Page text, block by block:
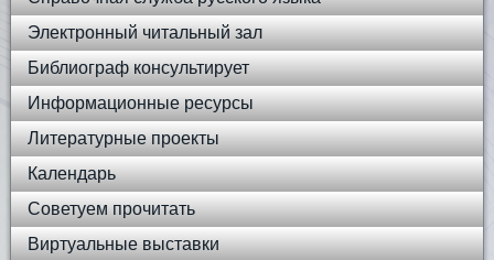
Электронный читальный зал
Библиограф консультирует
Информационные ресурсы
Литературные проекты
Календарь
Советуем прочитать
Виртуальные выставки